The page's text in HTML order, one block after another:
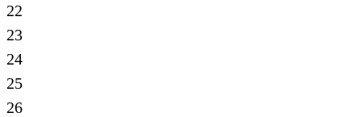
22
23
24
25
26